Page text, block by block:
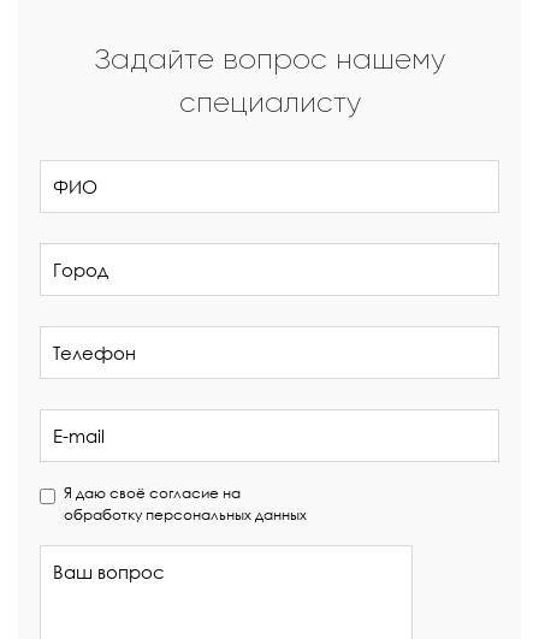
Задайте вопрос нашему
специалисту
Я даю своё согласие на
обработку персональных данных